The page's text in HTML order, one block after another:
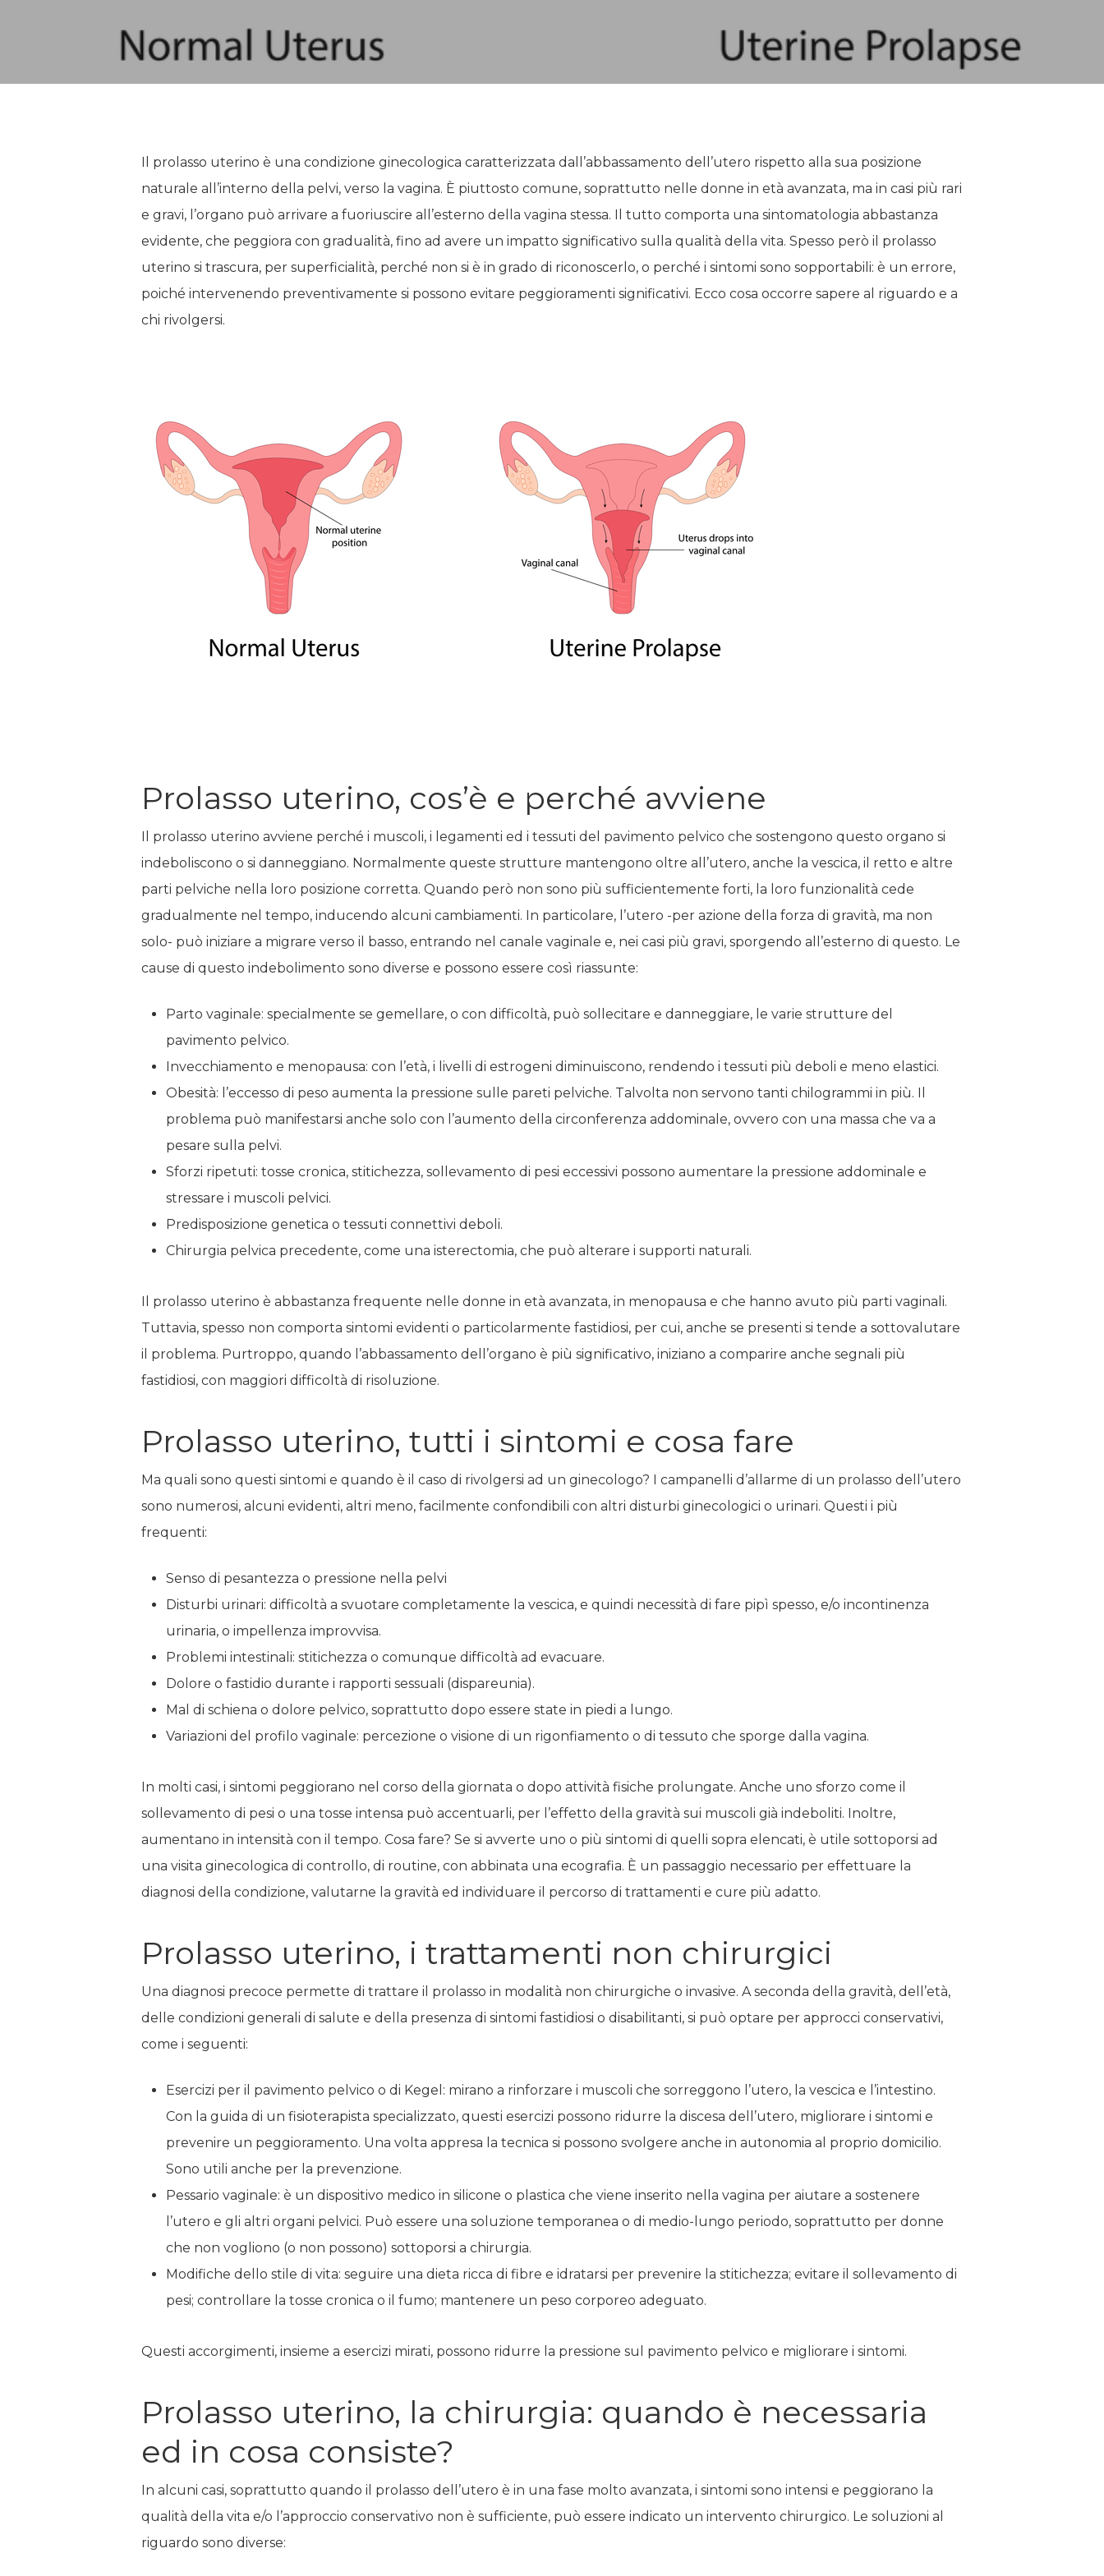
Il prolasso uterino è una condizione ginecologica caratterizzata dall’abbassamento dell’utero rispetto alla sua posizione
naturale all’interno della pelvi, verso la vagina. È piuttosto comune, soprattutto nelle donne in età avanzata, ma in casi più rari
e gravi, l’organo può arrivare a fuoriuscire all’esterno della vagina stessa. Il tutto comporta una sintomatologia abbastanza
evidente, che peggiora con gradualità, fino ad avere un impatto significativo sulla qualità della vita. Spesso però il prolasso
uterino si trascura, per superficialità, perché non si è in grado di riconoscerlo, o perché i sintomi sono sopportabili: è un errore,
poiché intervenendo preventivamente si possono evitare peggioramenti significativi. Ecco cosa occorre sapere al riguardo e a
chi rivolgersi.
Prolasso uterino, cos’è e perché avviene
Il prolasso uterino avviene perché i muscoli, i legamenti ed i tessuti del pavimento pelvico che sostengono questo organo si
indeboliscono o si danneggiano. Normalmente queste strutture mantengono oltre all’utero, anche la vescica, il retto e altre
parti pelviche nella loro posizione corretta. Quando però non sono più sufficientemente forti, la loro funzionalità cede
gradualmente nel tempo, inducendo alcuni cambiamenti. In particolare, l’utero -per azione della forza di gravità, ma non
solo- può iniziare a migrare verso il basso, entrando nel canale vaginale e, nei casi più gravi, sporgendo all’esterno di questo. Le
cause di questo indebolimento sono diverse e possono essere così riassunte:
Parto vaginale: specialmente se gemellare, o con difficoltà, può sollecitare e danneggiare, le varie strutture del
pavimento pelvico.
Invecchiamento e menopausa: con l’età, i livelli di estrogeni diminuiscono, rendendo i tessuti più deboli e meno elastici.
Obesità: l’eccesso di peso aumenta la pressione sulle pareti pelviche. Talvolta non servono tanti chilogrammi in più. Il
problema può manifestarsi anche solo con l’aumento della circonferenza addominale, ovvero con una massa che va a
pesare sulla pelvi.
Sforzi ripetuti: tosse cronica, stitichezza, sollevamento di pesi eccessivi possono aumentare la pressione addominale e
stressare i muscoli pelvici.
Predisposizione genetica o tessuti connettivi deboli.
Chirurgia pelvica precedente, come una isterectomia, che può alterare i supporti naturali.
Il prolasso uterino è abbastanza frequente nelle donne in età avanzata, in menopausa e che hanno avuto più parti vaginali.
Tuttavia, spesso non comporta sintomi evidenti o particolarmente fastidiosi, per cui, anche se presenti si tende a sottovalutare
il problema. Purtroppo, quando l’abbassamento dell’organo è più significativo, iniziano a comparire anche segnali più
fastidiosi, con maggiori difficoltà di risoluzione.
Prolasso uterino, tutti i sintomi e cosa fare
Ma quali sono questi sintomi e quando è il caso di rivolgersi ad un ginecologo? I campanelli d’allarme di un prolasso dell’utero
sono numerosi, alcuni evidenti, altri meno, facilmente confondibili con altri disturbi ginecologici o urinari. Questi i più
frequenti:
Senso di pesantezza o pressione nella pelvi
Disturbi urinari: difficoltà a svuotare completamente la vescica, e quindi necessità di fare pipì spesso, e/o incontinenza
urinaria, o impellenza improvvisa.
Problemi intestinali: stitichezza o comunque difficoltà ad evacuare.
Dolore o fastidio durante i rapporti sessuali (dispareunia).
Mal di schiena o dolore pelvico, soprattutto dopo essere state in piedi a lungo.
Variazioni del profilo vaginale: percezione o visione di un rigonfiamento o di tessuto che sporge dalla vagina.
In molti casi, i sintomi peggiorano nel corso della giornata o dopo attività fisiche prolungate. Anche uno sforzo come il
sollevamento di pesi o una tosse intensa può accentuarli, per l’effetto della gravità sui muscoli già indeboliti. Inoltre,
aumentano in intensità con il tempo. Cosa fare? Se si avverte uno o più sintomi di quelli sopra elencati, è utile sottoporsi ad
una visita ginecologica di controllo, di routine, con abbinata una ecografia. È un passaggio necessario per effettuare la
diagnosi della condizione, valutarne la gravità ed individuare il percorso di trattamenti e cure più adatto.
Prolasso uterino, i trattamenti non chirurgici
Una diagnosi precoce permette di trattare il prolasso in modalità non chirurgiche o invasive. A seconda della gravità, dell’età,
delle condizioni generali di salute e della presenza di sintomi fastidiosi o disabilitanti, si può optare per approcci conservativi,
come i seguenti:
Esercizi per il pavimento pelvico o di Kegel: mirano a rinforzare i muscoli che sorreggono l’utero, la vescica e l’intestino.
Con la guida di un fisioterapista specializzato, questi esercizi possono ridurre la discesa dell’utero, migliorare i sintomi e
prevenire un peggioramento. Una volta appresa la tecnica si possono svolgere anche in autonomia al proprio domicilio.
Sono utili anche per la prevenzione.
Pessario vaginale: è un dispositivo medico in silicone o plastica che viene inserito nella vagina per aiutare a sostenere
l’utero e gli altri organi pelvici. Può essere una soluzione temporanea o di medio-lungo periodo, soprattutto per donne
che non vogliono (o non possono) sottoporsi a chirurgia.
Modifiche dello stile di vita: seguire una dieta ricca di fibre e idratarsi per prevenire la stitichezza; evitare il sollevamento di
pesi; controllare la tosse cronica o il fumo; mantenere un peso corporeo adeguato.
Questi accorgimenti, insieme a esercizi mirati, possono ridurre la pressione sul pavimento pelvico e migliorare i sintomi.
Prolasso uterino, la chirurgia: quando è necessaria
ed in cosa consiste?
In alcuni casi, soprattutto quando il prolasso dell’utero è in una fase molto avanzata, i sintomi sono intensi e peggiorano la
qualità della vita e/o l’approccio conservativo non è sufficiente, può essere indicato un intervento chirurgico. Le soluzioni al
riguardo sono diverse: